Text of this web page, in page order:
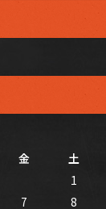
金
土
1
7 8